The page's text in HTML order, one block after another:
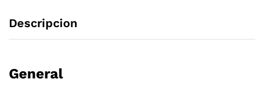
Descripcion
General